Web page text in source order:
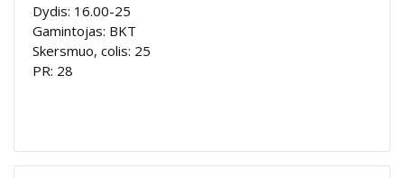
Dydis: 16.00-25
Gamintojas: BKT
Skersmuo, colis: 25
PR: 28